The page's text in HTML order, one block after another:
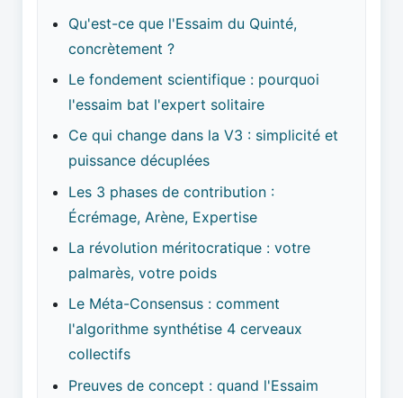
Qu'est-ce que l'Essaim du Quinté,
concrètement ?
Le fondement scientifique : pourquoi
l'essaim bat l'expert solitaire
Ce qui change dans la V3 : simplicité et
puissance décuplées
Les 3 phases de contribution :
Écrémage, Arène, Expertise
La révolution méritocratique : votre
palmarès, votre poids
Le Méta-Consensus : comment
l'algorithme synthétise 4 cerveaux
collectifs
Preuves de concept : quand l'Essaim